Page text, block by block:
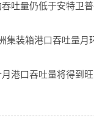
量仍低于安特卫普-
装箱港口吞吐量月
口吞吐量将得到旺